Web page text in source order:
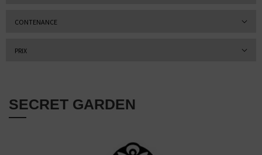
CONTENANCE
PRIX
SECRET GARDEN